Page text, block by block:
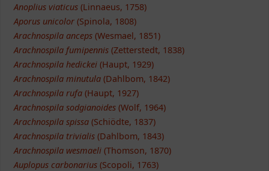
Anoplius viaticus (Linnaeus, 1758)
Aporus unicolor (Spinola, 1808)
Arachnospila anceps (Wesmael, 1851)
Arachnospila fumipennis (Zetterstedt, 1838)
Arachnospila hedickei (Haupt, 1929)
Arachnospila minutula (Dahlbom, 1842)
Arachnospila rufa (Haupt, 1927)
Arachnospila sodgianoides (Wolf, 1964)
Arachnospila spissa (Schiödte, 1837)
Arachnospila trivialis (Dahlbom, 1843)
Arachnospila wesmaeli(Thomson, 1870)
Auplopus carbonarius (Scopoli, 1763)